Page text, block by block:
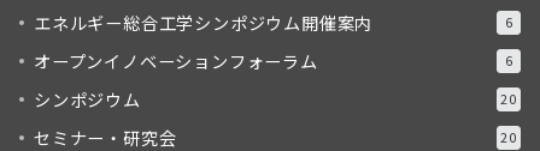
エネルギー総合工学シンポジウム開催案内 6
オープンイノベーションフォーラム 6
シンポジウム 20
セミナー・研究会 20